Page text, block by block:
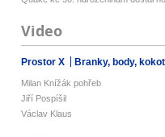
Video
Prostor X Branky, body,
Milan Knížák pohřeb
Jiří Pospíšil
Václav Klaus